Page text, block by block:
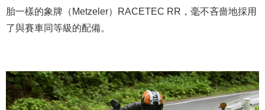
胎一樣的象牌（Metzeler）RACETEC RR，毫不吝嗇地採用
了與賽車同等級的配備。